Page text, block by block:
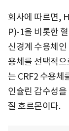
회사에 따르면,
P)-1을 비롯한
신경계 수용체
용체를 선택적
는 CRF2 수용체
인슐린 감수성
질 호르몬이다.